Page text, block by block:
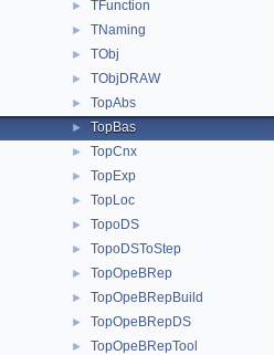
► TFunction
► TNaming
► TObj
► TObjDRAW
► TopAbs
► TopBas
► TopCnx
► TopExp
► TopLoc
► TopoDS
► TopoDSToStep
► TopOpeBRep
► TopOpeBRepBuild
► TopOpeBRepDS
► TopOpeBRepTool